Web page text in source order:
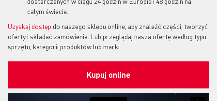
całym świecie.
Uzyskaj dostęp do naszego sklepu online, aby znaleźć części, tworzyć
oferty i składać zamówienia. Lub przeglądaj naszą ofertę według typu
sprzętu, kategorii produktów lub marki.
Kupuj online